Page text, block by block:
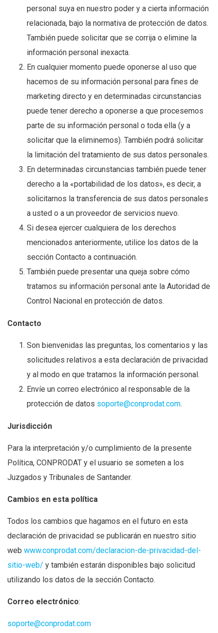
personal suya en nuestro poder y a cierta información
relacionada, bajo la normativa de protección de datos.
También puede solicitar que se corrija o elimine la
información personal inexacta.
En cualquier momento puede oponerse al uso que
hacemos de su información personal para fines de
marketing directo y en determinadas circunstancias
puede tener derecho a oponerse a que procesemos
parte de su información personal o toda ella (y a
solicitar que la eliminemos). También podrá solicitar
la limitación del tratamiento de sus datos personales.
En determinadas circunstancias también puede tener
derecho a la «portabilidad de los datos», es decir, a
solicitarnos la transferencia de sus datos personales
a usted o a un proveedor de servicios nuevo.
Si desea ejercer cualquiera de los derechos
mencionados anteriormente, utilice los datos de la
sección Contacto a continuación.
También puede presentar una queja sobre cómo
tratamos su información personal ante la Autoridad de
Control Nacional en protección de datos.
Contacto
Son bienvenidas las preguntas, los comentarios y las
solicitudes relativos a esta declaración de privacidad
y al modo en que tratamos la información personal.
Envíe un correo electrónico al responsable de la
protección de datos soporte@conprodat.com.
Jurisdicción
Para la interpretación y/o cumplimiento de la presente
Política, CONPRODAT y el usuario se someten a los
Juzgados y Tribunales de Santander.
Cambios en esta política
Todos los cambios que hagamos en el futuro en esta
declaración de privacidad se publicarán en nuestro sitio
web www.conprodat.com/declaracion-de-privacidad-del-
sitio-web/ y también estarán disponibles bajo solicitud
utilizando los datos de la sección Contacto.
Correo electrónico:
soporte@conprodat.com